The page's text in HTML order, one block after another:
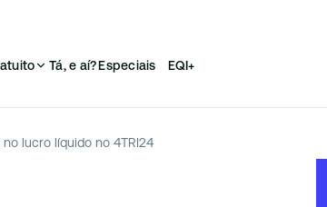
Tá, e aí?Especiais EQI+
no lucro líquido no 4TRI24